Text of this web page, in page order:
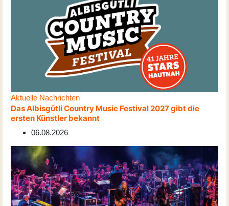
Aktuelle Nachrichten
Das Albisgütli Country Music Festival 2027 gibt die
ersten Künstler bekannt
06.08.2026